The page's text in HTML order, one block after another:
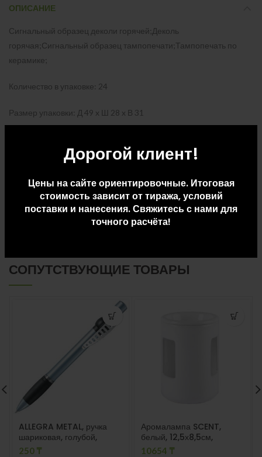
Дорогой клиент!
Цены на сайте ориентировочные. Итоговая
стоимость зависит от тиража, условий
поставки и нанесения. Свяжитесь с нами для
точного расчёта!
ОПИСАНИЕ
Сигнальный образец деколи горячей;Деколь
горячая;Сигнальный образец тампопечати;Тампопечать по
керамике;
Количество в упаковке: 24
Размер упаковки: Д 49 x Ш 28 x В 31
ДОПОЛНИТЕЛЬНАЯ ИНФОРМАЦИЯ
СОПУТСТВУЮЩИЕ ТОВАРЫ
ALLEGRA METAL, ручка
шариковая, голубой,
металл
250 ₸
Аромалампа SCENT,
белый, 12,5х8,5см,
керамика
10654 ₸